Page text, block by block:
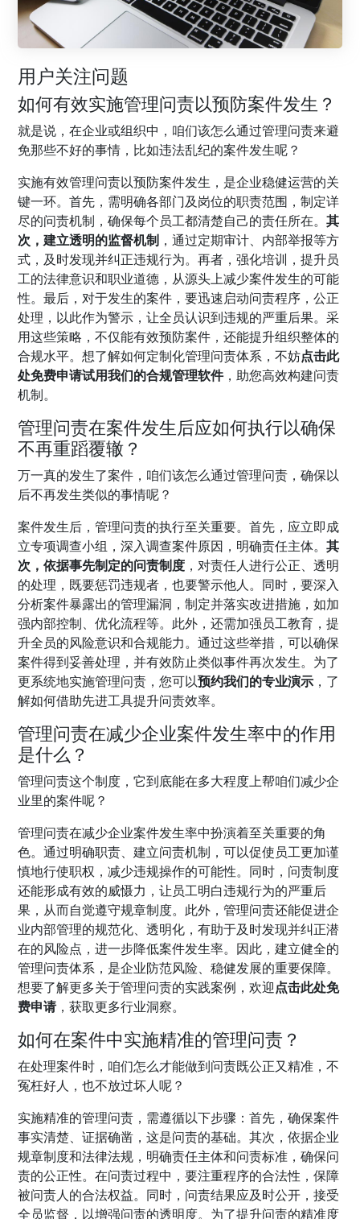
用户关注问题
如何有效实施管理问责以预防案件发生？
就是说，在企业或组织中，咱们该怎么通过管理问责来避
免那些不好的事情，比如违法乱纪的案件发生呢？
实施有效管理问责以预防案件发生，是企业稳健运营的关
键一环。首先，需明确各部门及岗位的职责范围，制定详
尽的问责机制，确保每个员工都清楚自己的责任所在。其
次，建立透明的监督机制 ，通过定期审计、内部举报等方
式，及时发现并纠正违规行为。再者，强化培训，提升员
工的法律意识和职业道德，从源头上减少案件发生的可能
性。最后，对于发生的案件，要迅速启动问责程序，公正
处理，以此作为警示，让全员认识到违规的严重后果。采
用这些策略，不仅能有效预防案件，还能提升组织整体的
合规水平。想了解如何定制化管理问责体系，不妨点击此
处免费申请试用我们的合规管理软件，助您高效构建问责
机制。
管理问责在案件发生后应如何执行以确保
不再重蹈覆辙？
万一真的发生了案件，咱们该怎么通过管理问责，确保以
后不再发生类似的事情呢？
案件发生后，管理问责的执行至关重要。首先，应立即成
立专项调查小组，深入调查案件原因，明确责任主体。其
次，依据事先制定的问责制度 ，对责任人进行公正、透明
的处理，既要惩罚违规者，也要警示他人。同时，要深入
分析案件暴露出的管理漏洞，制定并落实改进措施，如加
强内部控制、优化流程等。此外，还需加强员工教育，提
升全员的风险意识和合规能力。通过这些举措，可以确保
案件得到妥善处理，并有效防止类似事件再次发生。为了
更系统地实施管理问责，您可以预约我们的专业演示 ，了
解如何借助先进工具提升问责效率。
管理问责在减少企业案件发生率中的作用
是什么？
管理问责这个制度，它到底能在多大程度上帮咱们减少企
业里的案件呢？
管理问责在减少企业案件发生率中扮演着至关重要的角
色。通过明确职责、建立问责机制，可以促使员工更加谨
慎地行使职权，减少违规操作的可能性。同时，问责制度
还能形成有效的威慑力，让员工明白违规行为的严重后
果，从而自觉遵守规章制度。此外，管理问责还能促进企
业内部管理的规范化、透明化，有助于及时发现并纠正潜
在的风险点，进一步降低案件发生率。因此，建立健全的
管理问责体系，是企业防范风险、稳健发展的重要保障。
想要了解更多关于管理问责的实践案例，欢迎点击此处免
费申请，获取更多行业洞察。
如何在案件中实施精准的管理问责？
在处理案件时，咱们怎么才能做到问责既公正又精准，不
冤枉好人，也不放过坏人呢？
实施精准的管理问责，需遵循以下步骤：首先，确保案件
事实清楚、证据确凿，这是问责的基础。其次，依据企业
规章制度和法律法规，明确责任主体和问责标准，确保问
责的公正性。在问责过程中，要注重程序的合法性，保障
被问责人的合法权益。同时，问责结果应及时公开，接受
全员监督，以增强问责的透明度。为了提升问责的精准度